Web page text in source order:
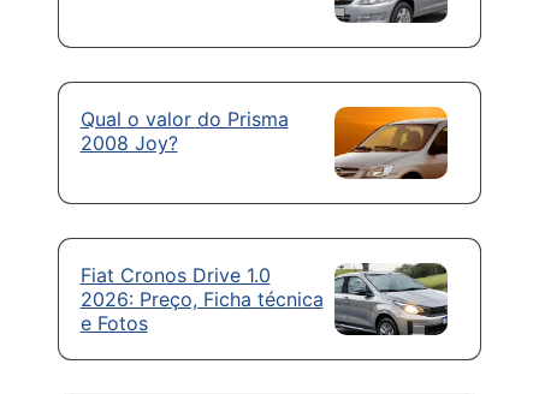
Qual o valor do Prisma
2008 Joy?
Fiat Cronos Drive 1.0
2026: Preço, Ficha técnica
e Fotos